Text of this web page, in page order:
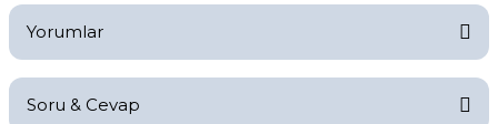
Yorumlar
Soru & Cevap